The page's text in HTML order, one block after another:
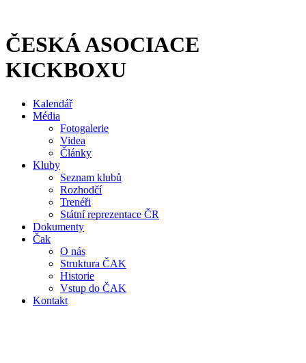
obsahu
ČESKÁ ASOCIACE
KICKBOXU
Kalendář
Média
Fotogalerie
Videa
Články
Kluby
Seznam klubů
Rozhodčí
Trenéři
Státní reprezentace ČR
Dokumenty
Čak
O nás
Struktura ČAK
Historie
Vstup do ČAK
Kontakt